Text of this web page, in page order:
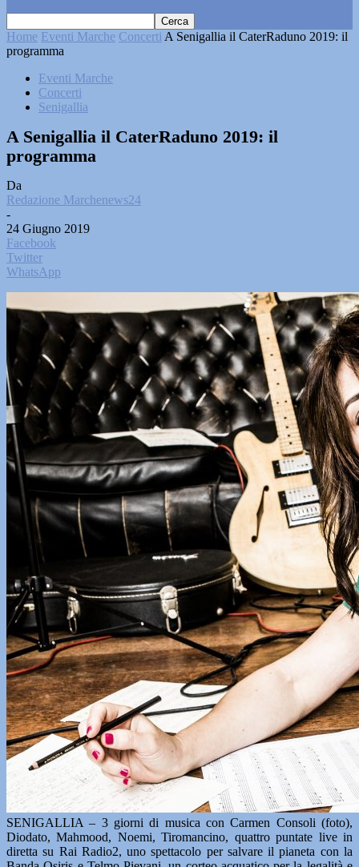
Home Eventi Marche Concerti A Senigallia il CaterRaduno 2019: il
programma
Eventi Marche
Concerti
Senigallia
A Senigallia il CaterRaduno 2019: il
programma
Da
Redazione Marchenews24
-
24 Giugno 2019
Facebook
Twitter
WhatsApp
SENIGALLIA – 3 giorni di musica con Carmen Consoli (foto),
Diodato, Mahmood, Noemi, Tiromancino, quattro puntate live in
diretta su Rai Radio2, uno spettacolo per salvare il pianeta con la